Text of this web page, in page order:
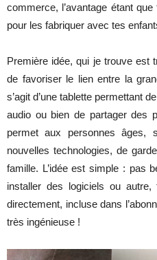
commerce, l’avantage étant
pour les fabriquer avec tes
Première idée, qui je trouve est
de favoriser le lien entre la
s’agit d’une tablette permettant
audio ou bien de partager des
permet aux personnes âges,
nouvelles technologies, de
famille. L’idée est simple : pas
installer des logiciels ou
directement, incluse dans
très ingénieuse !